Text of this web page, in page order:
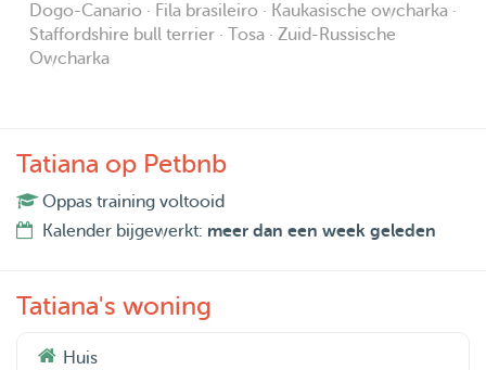
Dogo-Canario · Fila brasileiro · Kaukasische owcharka ·
Staffordshire bull terrier · Tosa · Zuid-Russische
Owcharka
Tatiana op Petbnb
Oppas training voltooid
Kalender bijgewerkt: meer dan een week geleden
Tatiana's woning
Huis